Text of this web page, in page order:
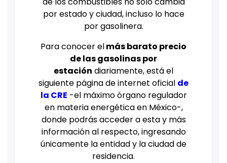
por estado y ciudad, incluso lo hace
por gasolinera.
Para conocer elmás barato precio
de las gasolinas por
estación diariamente, está el
siguiente página de internet oficial de
la CRE -el máximo órgano regulador
en materia energética en México-,
donde podrás acceder a esta y más
información al respecto, ingresando
únicamente la entidad y la ciudad de
residencia.